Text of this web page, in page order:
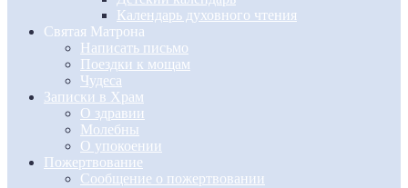
Календарь духовного чтения
Святая Матрона
Написать письмо
Поездки к мощам
Чудеса
Записки в Храм
О здравии
Молебны
О упокоении
Пожертвование
Сообщение о пожертвовании